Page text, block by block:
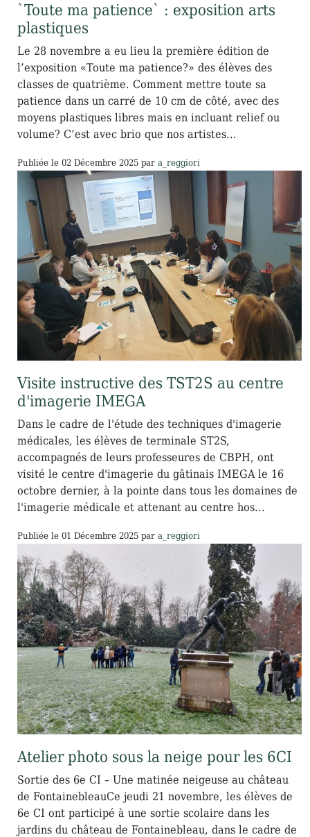
`Toute ma patience` : exposition arts
plastiques
Le 28 novembre a eu lieu la première édition de
l’exposition «Toute ma patience?» des élèves des
classes de quatrième. Comment mettre toute sa
patience dans un carré de 10 cm de côté, avec des
moyens plastiques libres mais en incluant relief ou
volume? C’est avec brio que nos artistes...
Publiée le 02 Décembre 2025 par a_reggiori
Visite instructive des TST2S au centre
d'imagerie IMEGA
Dans le cadre de l'étude des techniques d'imagerie
médicales, les élèves de terminale ST2S,
accompagnés de leurs professeures de CBPH, ont
visité le centre d'imagerie du gâtinais IMEGA le 16
octobre dernier, à la pointe dans tous les domaines de
l'imagerie médicale et attenant au centre hos...
Publiée le 01 Décembre 2025 par a_reggiori
Atelier photo sous la neige pour les 6CI
Sortie des 6e CI – Une matinée neigeuse au château
de FontainebleauCe jeudi 21 novembre, les élèves de
6e CI ont participé à une sortie scolaire dans les
jardins du château de Fontainebleau, dans le cadre de